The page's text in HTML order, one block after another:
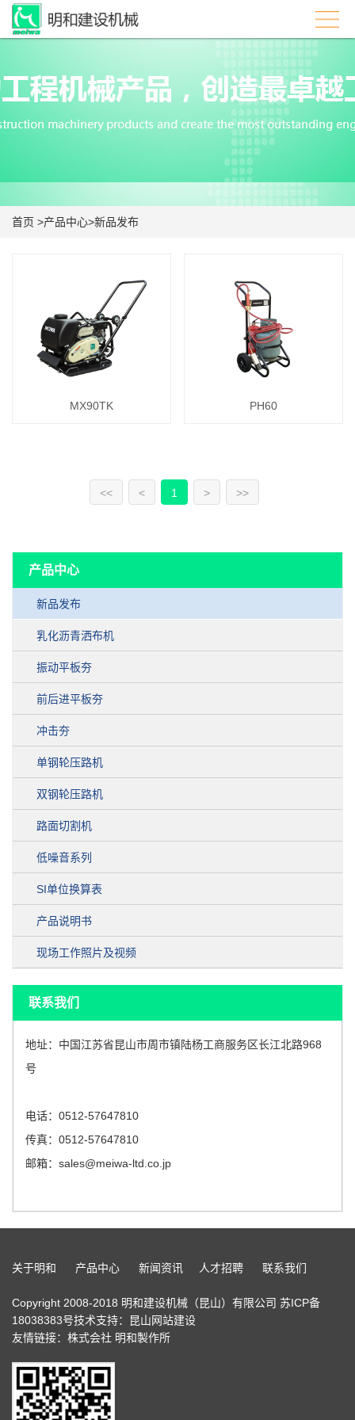
首页 >产品中心>新品发布
MX90TK PH60
<< < 1 > >>
产品中心
新品发布
乳化沥青洒布机
振动平板夯
前后进平板夯
冲击夯
单钢轮压路机
双钢轮压路机
路面切割机
低噪音系列
SI单位换算表
产品说明书
现场工作照片及视频
联系我们
地址：中国江苏省昆山市周市镇陆杨工商服务区长江北路968
号
电话：0512-57647810
传真：0512-57647810
邮箱：sales@meiwa-ltd.co.jp
关于明和 产品中心 新闻资讯 人才招聘 联系我们
Copyright 2008-2018 明和建设机械（昆山）有限公司 苏ICP备
18038383号技术支持：
昆山网站建设
友情链接： 株式会社 明和製作所